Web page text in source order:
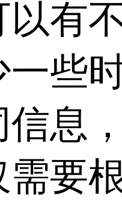
以有
一些
信息
要